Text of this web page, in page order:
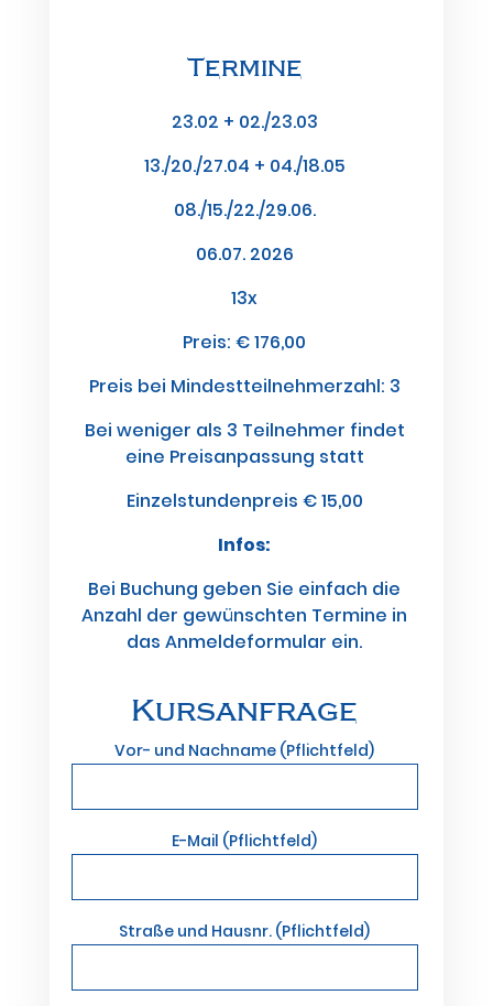
Termine
23.02 + 02./23.03
13./20./27.04 + 04./18.05
08./15./22./29.06.
06.07. 2026
13x
Preis: € 176,00
Preis bei Mindestteilnehmerzahl: 3
Bei weniger als 3 Teilnehmer findet
eine Preisanpassung statt
Einzelstundenpreis € 15,00
Infos:
Bei Buchung geben Sie einfach die
Anzahl der gewünschten Termine in
das Anmeldeformular ein.
Kursanfrage
Vor- und Nachname (Pflichtfeld)
E-Mail (Pflichtfeld)
Straße und Hausnr. (Pflichtfeld)